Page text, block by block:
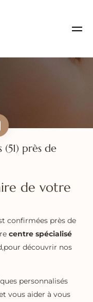
près de
de votre
confirmées près de
centre spécialisé
découvrir nos
personnalisés
vous aider à vous